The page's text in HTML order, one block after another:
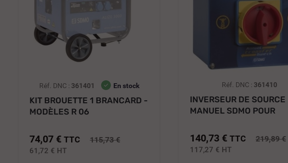
Réf. DNC : 361401 En stock
KIT BROUETTE 1 BRANCARD -
MODÈLES R 06
74,07 € TTC 115,73 €
61,72 € HT
Réf. DNC : 361410
INVERSEUR DE SOURCE
MANUEL SDMO POUR
140,73 € TTC 219,89 €
117,27 € HT